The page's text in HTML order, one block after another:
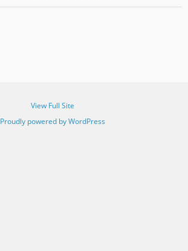
View Full Site
Proudly powered by WordPress